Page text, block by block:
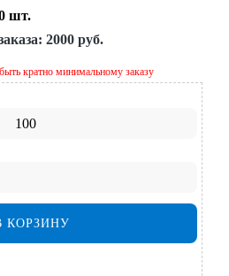
шт.
2000 руб.
кратно минимальному заказу
КОРЗИНУ